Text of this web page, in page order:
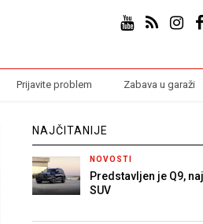
Prijavite problem Zabava u garaži
NAJČITANIJE
NOVOSTI
Predstavljen je Q9,
SUV